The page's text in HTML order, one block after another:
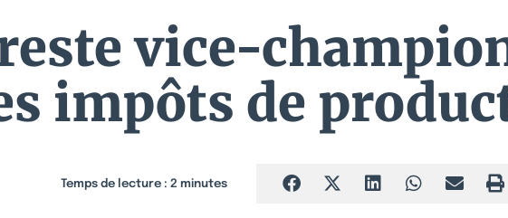
vice-
impôts de
Temps de lecture : 2 minutes